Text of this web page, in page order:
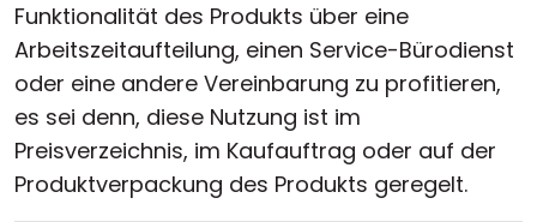
Funktionalität des Produkts über eine
Arbeitszeitaufteilung, einen Service-Bürodienst
oder eine andere Vereinbarung zu profitieren,
es sei denn, diese Nutzung ist im
Preisverzeichnis, im Kaufauftrag oder auf der
Produktverpackung des Produkts geregelt.